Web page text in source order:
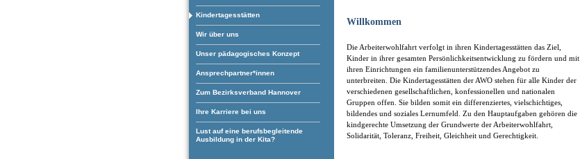
Kindertagesstätten
Wir über uns
Unser pädagogisches Konzept
Ansprechpartner*innen
Zum Bezirksverband Hannover
Ihre Karriere bei uns
Lust auf eine berufsbegleitende
Ausbildung in der Kita?
Willkommen
Die Arbeiterwohlfahrt verfolgt in ihren Kindertagesstätten das Ziel,
Kinder in ihrer gesamten Persönlichkeitsentwicklung zu fördern und mit
ihren Einrichtungen ein familienunterstützendes Angebot zu
unterbreiten. Die Kindertagesstätten der AWO stehen für alle Kinder der
verschiedenen gesellschaftlichen, konfessionellen und nationalen
Gruppen offen. Sie bilden somit ein differenziertes, vielschichtiges,
bildendes und soziales Lernumfeld. Zu den Hauptaufgaben gehören die
kindgerechte Umsetzung der Grundwerte der Arbeiterwohlfahrt,
Solidarität, Toleranz, Freiheit, Gleichheit und Gerechtigkeit.